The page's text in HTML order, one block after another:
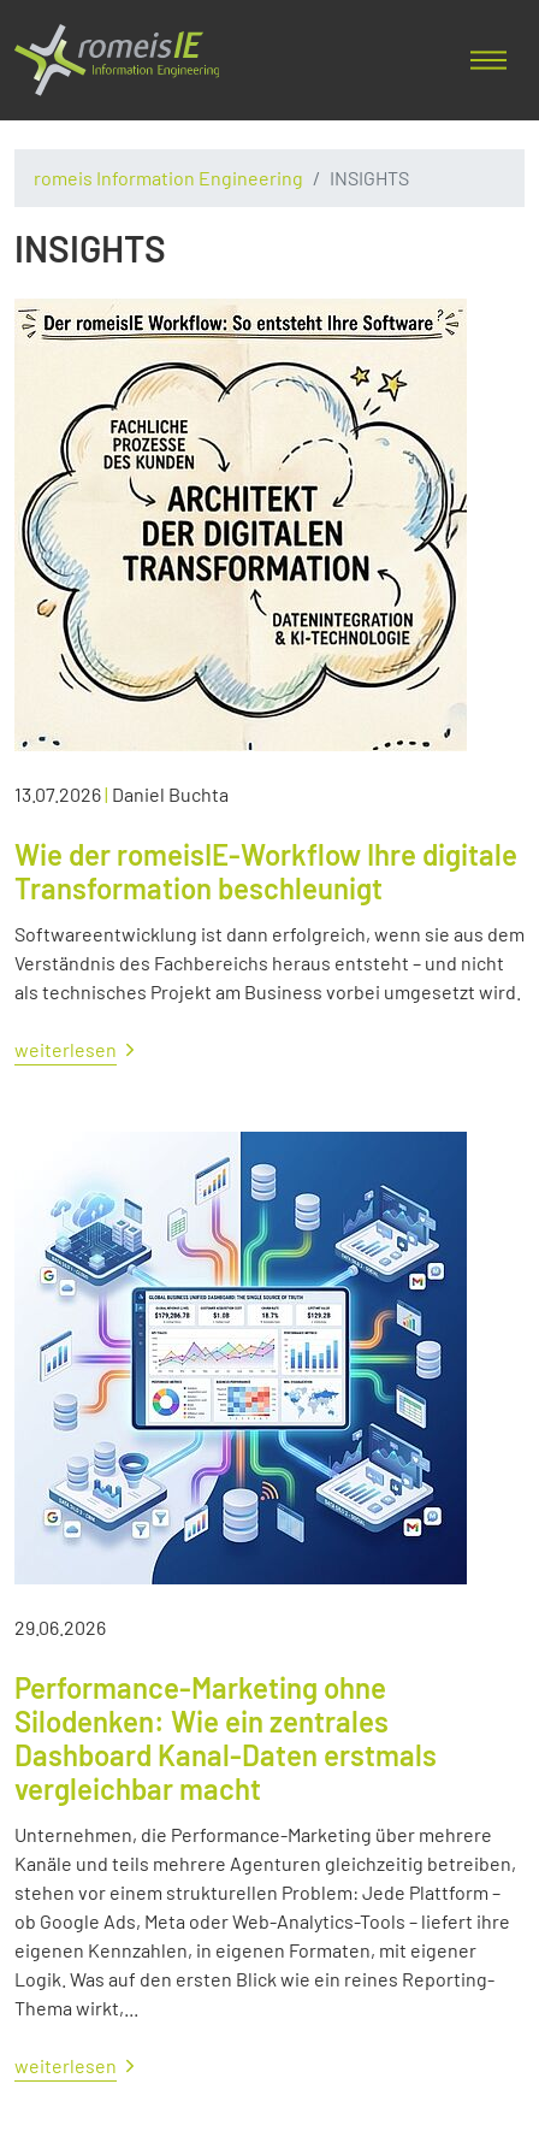
romeis Information Engineering INSIGHTS
INSIGHTS
13.07.2026| Daniel Buchta
Wie der romeisIE-Workflow Ihre digitale
Transformation beschleunigt
Softwareentwicklung ist dann erfolgreich, wenn sie aus dem
Verständnis des Fachbereichs heraus entsteht – und nicht
als technisches Projekt am Business vorbei umgesetzt wird.
weiterlesen
29.06.2026
Performance-Marketing ohne
Silodenken: Wie ein zentrales
Dashboard Kanal-Daten erstmals
vergleichbar macht
Unternehmen, die Performance-Marketing über mehrere
Kanäle und teils mehrere Agenturen gleichzeitig betreiben,
stehen vor einem strukturellen Problem: Jede Plattform –
ob Google Ads, Meta oder Web-Analytics-Tools – liefert ihre
eigenen Kennzahlen, in eigenen Formaten, mit eigener
Logik. Was auf den ersten Blick wie ein reines Reporting-
Thema wirkt,...
weiterlesen